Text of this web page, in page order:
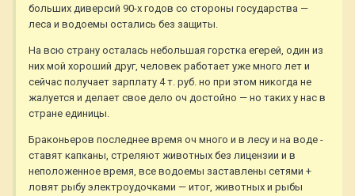
больших диверсий 90-х годов со стороны государства —
леса и водоемы остались без защиты.
На всю страну осталась небольшая горстка егерей, один из
них мой хороший друг, человек работает уже много лет и
сейчас получает зарплату 4 т. руб. но при этом никогда не
жалуется и делает свое дело оч достойно — но таких у нас в
стране единицы.
Браконьеров последнее время оч много и в лесу и на воде -
ставят капканы, стреляют животных без лицензии и в
неположенное время, все водоемы заставлены сетями +
ловят рыбу электроудочками — итог, животных и рыбы